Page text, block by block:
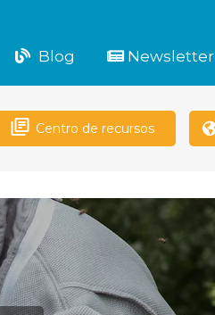
Blog Newsletter
Centro de recursos